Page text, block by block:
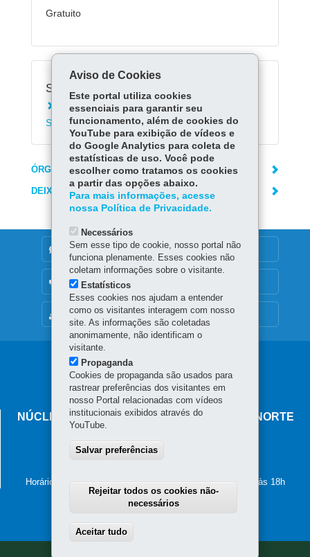
Gratuito
Serviços Relacionados:
Matricular-se em cursos técnicos da
Secretaria da Educação
ÓRGÃO RESPONSÁVEL
DEIXE SUA OPINIÃO
MAPA DO SITE
DENUNCIE CORRUPÇÃO
OUVIDORIA
Navegação
principal
NÚCLEO REGIONAL DE EDUCAÇÃO DE CIANORTE
87.201-100-Cianorte
Horário de atendimento: de segunda a sexta-feira, das 8h às 18h
Aviso de Cookies
Este portal utiliza cookies
essenciais para garantir seu
funcionamento, além de cookies do
YouTube para exibição de vídeos e
do Google Analytics para coleta de
estatísticas de uso. Você pode
escolher como tratamos os cookies
a partir das opções abaixo.
Para mais informações, acesse
nossa Política de Privacidade.
Necessários
Sem esse tipo de cookie, nosso portal não
funciona plenamente. Esses cookies não
coletam informações sobre o visitante.
Estatísticos
Esses cookies nos ajudam a entender
como os visitantes interagem com nosso
site. As informações são coletadas
anonimamente, não identificam o
visitante.
Propaganda
Cookies de propaganda são usados para
rastrear preferências dos visitantes em
nosso Portal relacionadas com vídeos
institucionais exibidos através do
YouTube.
Salvar preferências
Rejeitar todos os cookies não-
necessários
Aceitar tudo